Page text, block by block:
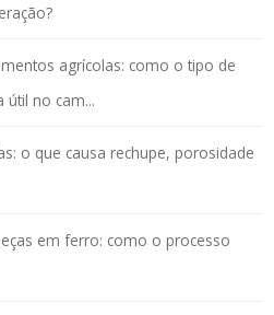
agrícolas: como o tipo de
no cam...
o que causa rechupe, porosidade
em ferro: como o processo